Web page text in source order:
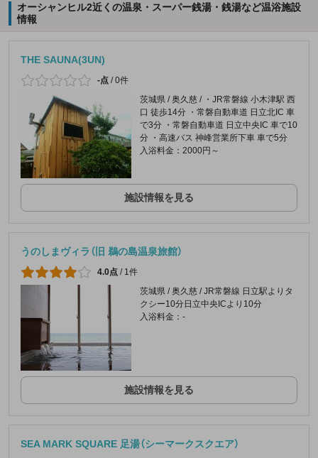
オーシャンヒル2近くの温泉・スーパー銭湯・銭湯など温浴施設
情報
THE SAUNA(3UN)
-点 /0件
茨城県 / 奥久慈 / ・JR常磐線 小木津駅 西
口 徒歩14分 ・常磐自動車道 日立北IC 車
で3分 ・常磐自動車道 日立中央IC 車で10
分 ・高速バス 神峰営業所下車 車で5分
入浴料金：2000円～
施設情報を見る
うのしまヴィラ（旧 鵜の島温泉旅館）
4.0点 / 1件
茨城県 / 奥久慈 / JR常磐線 日立駅よりタ
クシー10分日立中央ICより10分
入浴料金：-
施設情報を見る
SEA MARK SQUARE 足湯（シーマークスクエア）